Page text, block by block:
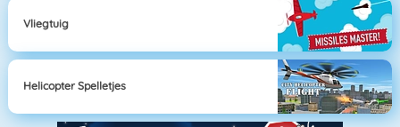
Vliegtuig
Helicopter Spelletjes